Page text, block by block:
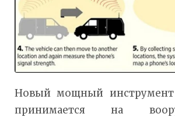
Новый мощный
принимается на